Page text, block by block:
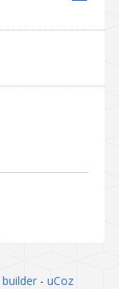
- uCoz